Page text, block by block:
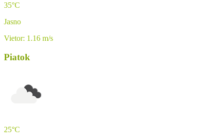
35°C
Jasno
Vietor: 1.16 m/s
Piatok
25°C